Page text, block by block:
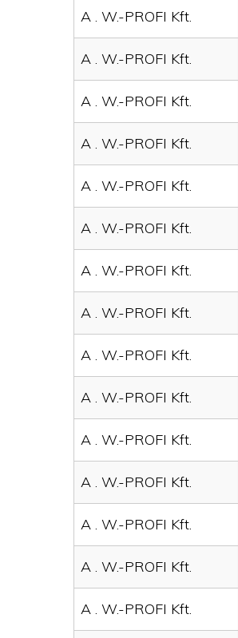
A . W.-PROFI Kft.
A . W.-PROFI Kft.
A . W.-PROFI Kft.
A . W.-PROFI Kft.
A . W.-PROFI Kft.
A . W.-PROFI Kft.
A . W.-PROFI Kft.
A . W.-PROFI Kft.
A . W.-PROFI Kft.
A . W.-PROFI Kft.
A . W.-PROFI Kft.
A . W.-PROFI Kft.
A . W.-PROFI Kft.
A . W.-PROFI Kft.
A . W.-PROFI Kft.